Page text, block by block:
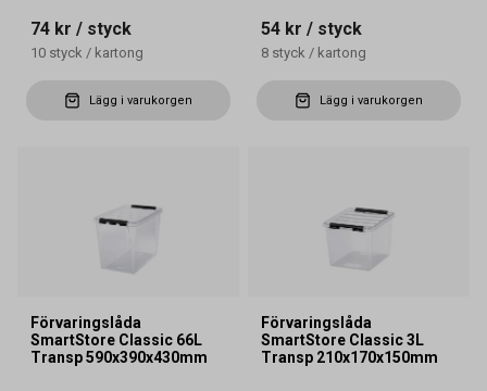
74 kr / styck
10 styck / kartong
Lägg i varukorgen
54 kr / styck
8 styck / kartong
Lägg i varukorgen
Förvaringslåda
SmartStore Classic 66L
Transp 590x390x430mm
Förvaringslåda
SmartStore Classic 3L
Transp 210x170x150mm